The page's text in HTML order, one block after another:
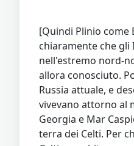
[Quindi Plinio come
chiaramente che gli
nell'estremo nord-
allora conosciuto.
Russia attuale, e
vivevano attorno al
Georgia e Mar
terra dei Celti. Per